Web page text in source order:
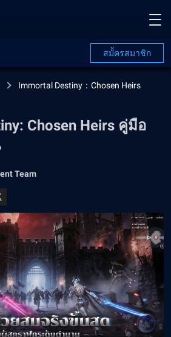
สมััครสมาชิก
Immortal Destiny：Chosen Heirs
Chosen Heirs คู่มือ
Team